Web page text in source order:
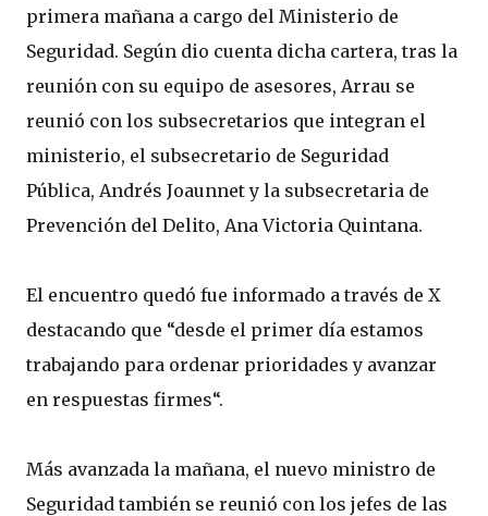
primera mañana a cargo del Ministerio de
Seguridad. Según dio cuenta dicha cartera, tras la
reunión con su equipo de asesores, Arrau se
reunió con los subsecretarios que integran el
ministerio, el subsecretario de Seguridad
Pública, Andrés Joaunnet y la subsecretaria de
Prevención del Delito, Ana Victoria Quintana.
El encuentro quedó fue informado a través de X
destacando que “desde el primer día estamos
trabajando para ordenar prioridades y avanzar
en respuestas firmes“.
Más avanzada la mañana, el nuevo ministro de
Seguridad también se reunió con los jefes de las